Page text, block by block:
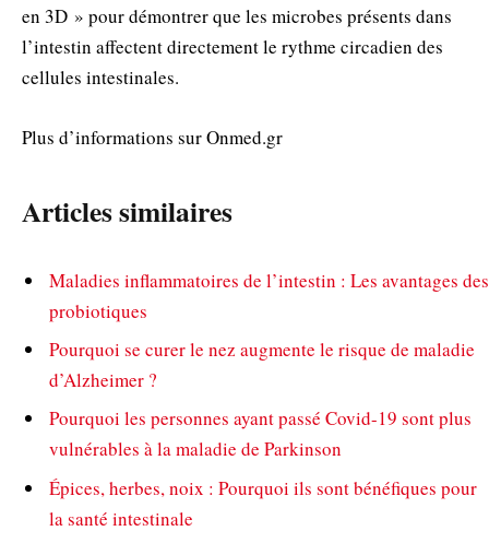
en 3D » pour démontrer que les microbes présents dans
l’intestin affectent directement le rythme circadien des
cellules intestinales.
Plus d’informations sur Onmed.gr
Articles similaires
Maladies inflammatoires de l’intestin : Les avantages des
probiotiques
Pourquoi se curer le nez augmente le risque de maladie
d’Alzheimer ?
Pourquoi les personnes ayant passé Covid-19 sont plus
vulnérables à la maladie de Parkinson
Épices, herbes, noix : Pourquoi ils sont bénéfiques pour
la santé intestinale